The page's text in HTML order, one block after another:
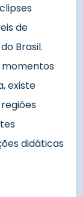
de
Brasil.
momentos
existe
didáticas